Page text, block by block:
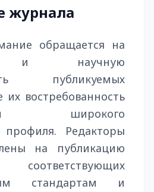
журнала
обращается на
и научную
публикуемых
их востребованность
широкого
профиля. Редакторы
на публикацию
стандартам и